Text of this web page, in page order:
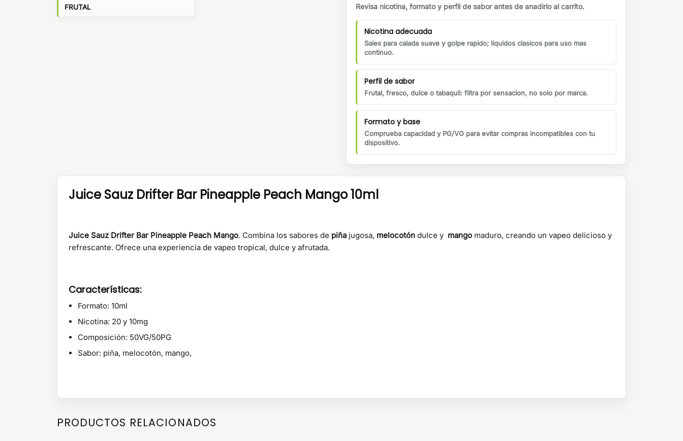
FRUTAL Revisa nicotina, formato y perfil de sabor antes de anadirlo al carrito.
Nicotina adecuada
Sales para calada suave y golpe rapido; liquidos clasicos para uso mas
continuo.
Perfil de sabor
Frutal, fresco, dulce o tabaquil: filtra por sensacion, no solo por marca.
Formato y base
Comprueba capacidad y PG/VG para evitar compras incompatibles con tu
dispositivo.
Juice Sauz Drifter Bar Pineapple Peach Mango 10ml
Juice Sauz Drifter Bar Pineapple Peach Mango. Combina los sabores de piña jugosa, melocotón dulce y mango maduro, creando un vapeo delicioso y
refrescante. Ofrece una experiencia de vapeo tropical, dulce y afrutada.
Características:
Formato: 10ml
Nicotina: 20 y 10mg
Composición: 50VG/50PG
Sabor: piña, melocotón, mango,
PRODUCTOS RELACIONADOS